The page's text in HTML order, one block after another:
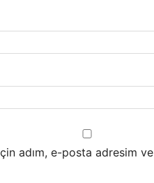
adım, e-posta adresim